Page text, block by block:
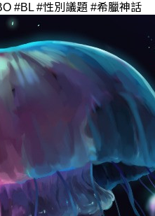
#BL #性別議題 #希臘神話